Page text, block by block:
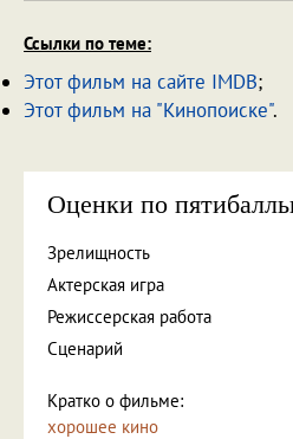
Ссылки по теме:
Этот фильм на сайте IMDB;
Этот фильм на "Кинопоиске".
Оценки по
Зрелищность
Актерская игра
Режиссерская работа
Сценарий
Кратко о фильме:
хорошее кино